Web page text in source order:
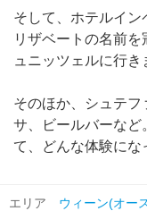
そして、ホテルイ
リザベートの名前
ュニッツェルに行き
そのほか、シュテ
サ、ビールバーなど
て、どんな体験にな
エリア ウィーン(オー